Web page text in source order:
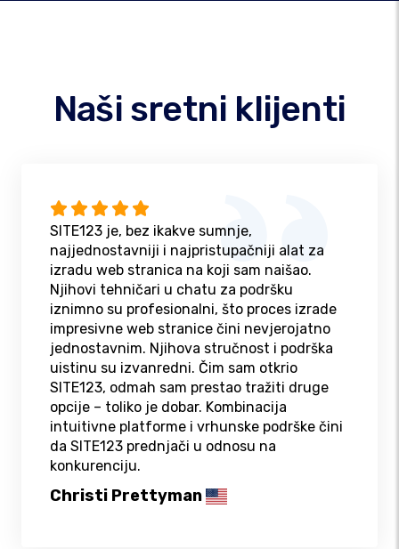
Naši sretni klijenti
SITE123 je, bez ikakve sumnje,
najjednostavniji i najpristupačniji alat za
izradu web stranica na koji sam naišao.
Njihovi tehničari u chatu za podršku
iznimno su profesionalni, što proces izrade
impresivne web stranice čini nevjerojatno
jednostavnim. Njihova stručnost i podrška
uistinu su izvanredni. Čim sam otkrio
SITE123, odmah sam prestao tražiti druge
opcije – toliko je dobar. Kombinacija
intuitivne platforme i vrhunske podrške čini
da SITE123 prednjači u odnosu na
konkurenciju.
Christi Prettyman